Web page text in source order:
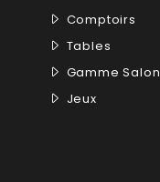
Comptoirs
Tables
Gamme Salon
Jeux